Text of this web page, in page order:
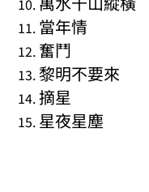
當年情
奮鬥
黎明不要來
摘星
星夜星塵